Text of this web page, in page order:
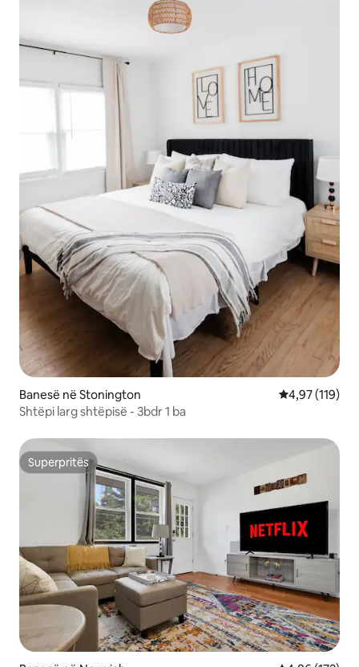
Banesë në Stonington Vlerësimi
4,97 (119)
Shtëpi larg shtëpisë - 3bdr 1 ba
Superpritës
Superpritës